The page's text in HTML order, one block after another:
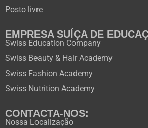
Posto livre
EMPRESA SUÍÇA DE
Swiss Education Company
Swiss Beauty & Hair Academy
Swiss Fashion Academy
Swiss Nutrition Academy
CONTACTA-NOS:
Nossa Localização